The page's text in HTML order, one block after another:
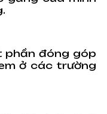
phần đóng góp
ở các trường